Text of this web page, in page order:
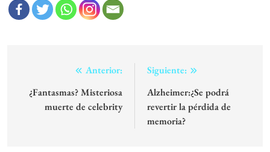
Navegación
de
entradas
Anterior:
¿Fantasmas? Misteriosa
muerte de celebrity
Siguiente:
Alzheimer:¿Se podrá
revertir la pérdida de
memoria?